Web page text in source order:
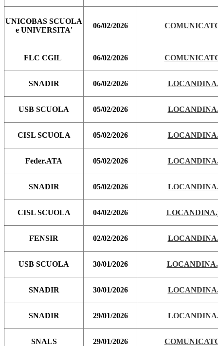
UNICOBAS SCUOLA
e UNIVERSITA'
06/02/2026
FLC CGIL 06/02/2026
SNADIR 06/02/2026
USB SCUOLA 05/02/2026
CISL SCUOLA 05/02/2026
Feder.ATA 05/02/2026
SNADIR 05/02/2026
CISL SCUOLA 04/02/2026
FENSIR 02/02/2026
USB SCUOLA 30/01/2026
SNADIR 30/01/2026
SNADIR 29/01/2026
SNALS 29/01/2026